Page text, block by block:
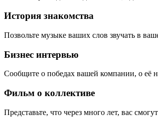
История знакомства
Позвольте музыке ваших слов звучать в
Бизнес интервью
Сообщите о победах вашей компании, о её
Фильм о коллективе
Представьте, что через много лет, вас